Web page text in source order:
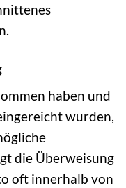
haben und
wurden,
die Überweisung
oft innerhalb von